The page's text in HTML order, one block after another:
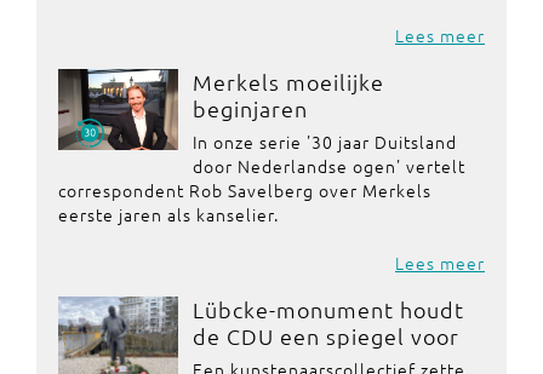
Lees meer
Merkels moeilijke
beginjaren
In onze serie '30 jaar Duitsland
door Nederlandse ogen' vertelt
correspondent Rob Savelberg over Merkels
eerste jaren als kanselier.
Lees meer
Lübcke-monument houdt
de CDU een spiegel voor
Een kunstenaarscollectief zette